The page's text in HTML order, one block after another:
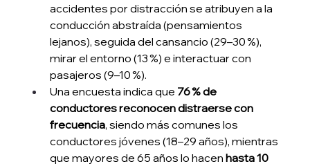
accidentes por distracción se atribuyen a la
conducción abstraída (pensamientos
lejanos), seguida del cansancio (29–30 %),
mirar el entorno (13 %) e interactuar con
pasajeros (9–10 %).
Una encuesta indica que 76 % de
conductores reconocen distraerse con
frecuencia, siendo más comunes los
conductores jóvenes (18–29 años), mientras
que mayores de 65 años lo hacen hasta 10